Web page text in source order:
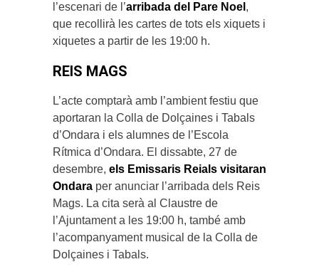
l’escenari de l’arribada del Pare Noel ,
que recollirà les cartes de tots els xiquets i
xiquetes a partir de les 19:00 h.
REIS MAGS
L’acte comptarà amb l’ambient festiu que
aportaran la Colla de Dolçaines i Tabals
d’Ondara i els alumnes de l’Escola
Rítmica d’Ondara. El dissabte, 27 de
desembre, els Emissaris Reials visitaran
Ondara per anunciar l’arribada dels Reis
Mags. La cita serà al Claustre de
l’Ajuntament a les 19:00 h, també amb
l’acompanyament musical de la Colla de
Dolçaines i Tabals.